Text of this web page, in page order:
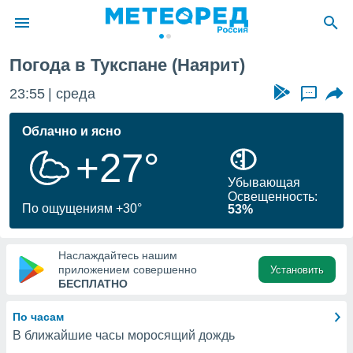
о
Вы можете
к этому
доступ
Погода в Тукспане (Наярит)
23:55 среда ...
Облачно и ясно
+27°
По ощущениям +30°
Убывающая
Освещенность:
53%
Наслаждайтесь нашим
приложением совершенно
БЕСПЛАТНО
Установить
По часам
В ближайшие часы моросящий дождь